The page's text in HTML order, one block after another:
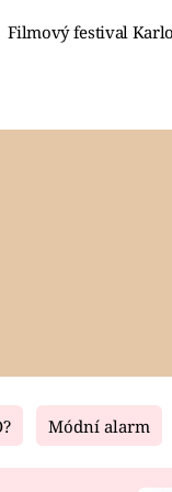
Filmový festival
Living
Módní alarm